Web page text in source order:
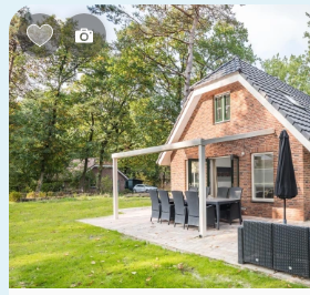
Kinderfreundlich
Kindermöbel
Eingezäunter Garten
Spielgeräte im Garten
Hallenbad
Freibad